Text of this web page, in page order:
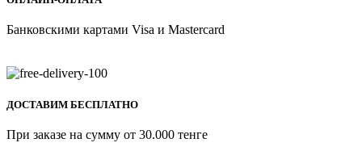
Банковскими картами Visa и Mastercard
ДОСТАВИМ БЕСПЛАТНО
При заказе на сумму от 30.000 тенге